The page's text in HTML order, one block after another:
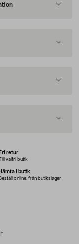
Fri retur
valfri butik
Hämta i butik
Beställ online, från butikslager